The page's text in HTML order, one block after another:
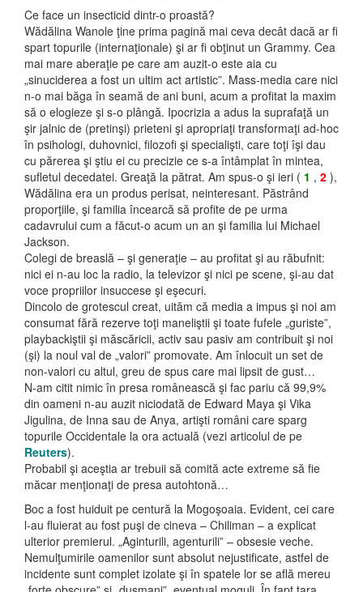
Ce face un insecticid dintr-o proastă?
Wădălina Wanole ţine prima pagină mai ceva decât dacă ar fi
spart topurile (internaţionale) şi ar fi obţinut un Grammy. Cea
mai mare aberaţie pe care am auzit-o este aia cu
„sinuciderea a fost un ultim act artistic”. Mass-media care nici
n-o mai băga în seamă de ani buni, acum a profitat la maxim
să o elogieze şi s-o plângă. Ipocrizia a adus la suprafaţă un
şir jalnic de (pretinşi) prieteni şi apropriaţi transformaţi ad-hoc
în psihologi, duhovnici, filozofi şi specialişti, care toţi îşi dau
cu părerea şi ştiu ei cu precizie ce s-a întâmplat în mintea,
sufletul decedatei. Greaţă la pătrat. Am spus-o şi ieri ( 1 , 2 ),
Wădălina era un produs perisat, neinteresant. Păstrând
proporţiile, şi familia încearcă să profite de pe urma
cadavrului cum a făcut-o acum un an şi familia lui Michael
Jackson.
Colegi de breaslă – şi generaţie – au profitat şi au răbufnit:
nici ei n-au loc la radio, la televizor şi nici pe scene, şi-au dat
voce propriilor insuccese şi eşecuri.
Dincolo de grotescul creat, uităm că media a impus şi noi am
consumat fără rezerve toţi maneliştii şi toate fufele „guriste”,
playbackiştii şi măscăricii, activ sau pasiv am contribuit şi noi
(şi) la noul val de „valori” promovate. Am înlocuit un set de
non-valori cu altul, greu de spus care mai lipsit de gust…
N-am citit nimic în presa românească şi fac pariu că 99,9%
din oameni n-au auzit niciodată de Edward Maya şi Vika
Jigulina, de Inna sau de Anya, artişti români care sparg
topurile Occidentale la ora actuală (vezi articolul de pe
Reuters).
Probabil şi aceştia ar trebuii să comită acte extreme să fie
măcar menţionaţi de presa autohtonă…
Boc a fost huiduit pe centură la Mogoşoaia. Evident, cei care
l-au fluierat au fost puşi de cineva – Chiliman – a explicat
ulterior premierul. „Aginturili, agenturili” – obsesie veche.
Nemulţumirile oamenilor sunt absolut nejustificate, astfel de
incidente sunt complet izolate şi în spatele lor se află mereu